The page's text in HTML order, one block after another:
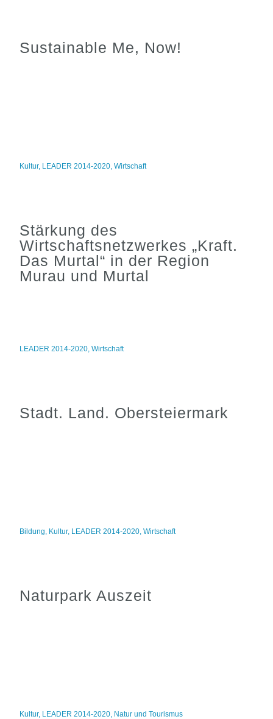
Sustainable Me, Now!
Kultur, LEADER 2014-2020,Wirtschaft
Stärkung des
Wirtschaftsnetzwerkes „Kraft.
Das Murtal“ in der Region
Murau und Murtal
LEADER 2014-2020,Wirtschaft
Stadt. Land. Obersteiermark
Bildung, Kultur, LEADER 2014-2020,Wirtschaft
Naturpark Auszeit
Kultur, LEADER 2014-2020, Natur und Tourismus